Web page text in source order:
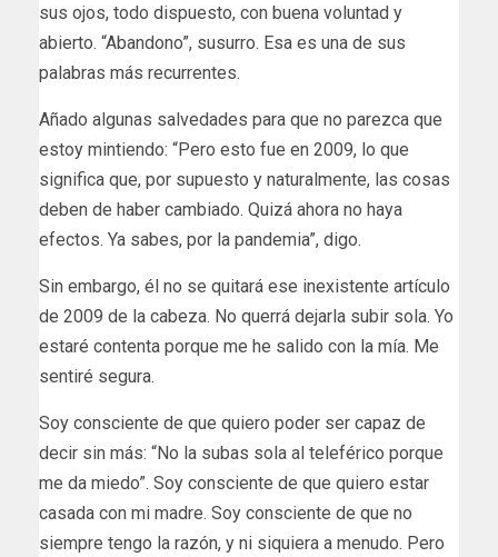
sus ojos, todo dispuesto, con buena voluntad y
abierto. “Abandono”, susurro. Esa es una de sus
palabras más recurrentes.
Añado algunas salvedades para que no parezca que
estoy mintiendo: “Pero esto fue en 2009, lo que
significa que, por supuesto y naturalmente, las cosas
deben de haber cambiado. Quizá ahora no haya
efectos. Ya sabes, por la pandemia”, digo.
Sin embargo, él no se quitará ese inexistente artículo
de 2009 de la cabeza. No querrá dejarla subir sola. Yo
estaré contenta porque me he salido con la mía. Me
sentiré segura.
Soy consciente de que quiero poder ser capaz de
decir sin más: “No la subas sola al teleférico porque
me da miedo”. Soy consciente de que quiero estar
casada con mi madre. Soy consciente de que no
siempre tengo la razón, y ni siquiera a menudo. Pero